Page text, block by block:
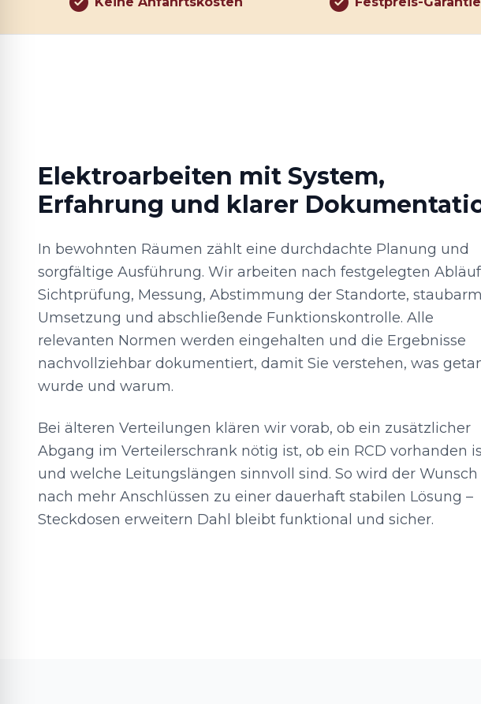
Elektroarbeiten mit System,
Erfahrung und klarer
In bewohnten Räumen zählt eine durchdachte Planung und
sorgfältige Ausführung. Wir arbeiten nach festgelegten
Sichtprüfung, Messung, Abstimmung der Standorte,
Umsetzung und abschließende Funktionskontrolle. Alle
relevanten Normen werden eingehalten und die Ergebnisse
nachvollziehbar dokumentiert, damit Sie verstehen, was
wurde und warum.
Bei älteren Verteilungen klären wir vorab, ob ein zusätzlicher
Abgang im Verteilerschrank nötig ist, ob ein RCD vorhanden
und welche Leitungslängen sinnvoll sind. So wird der Wunsch
nach mehr Anschlüssen zu einer dauerhaft stabilen Lösung –
Steckdosen erweitern Dahl bleibt funktional und sicher.